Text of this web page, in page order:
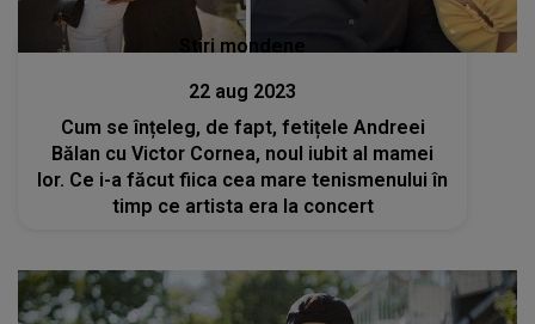
Stiri mondene
22 aug 2023
Cum se înțeleg, de fapt, fetițele Andreei
Bălan cu Victor Cornea, noul iubit al mamei
lor. Ce i-a făcut fiica cea mare tenismenului în
timp ce artista era la concert